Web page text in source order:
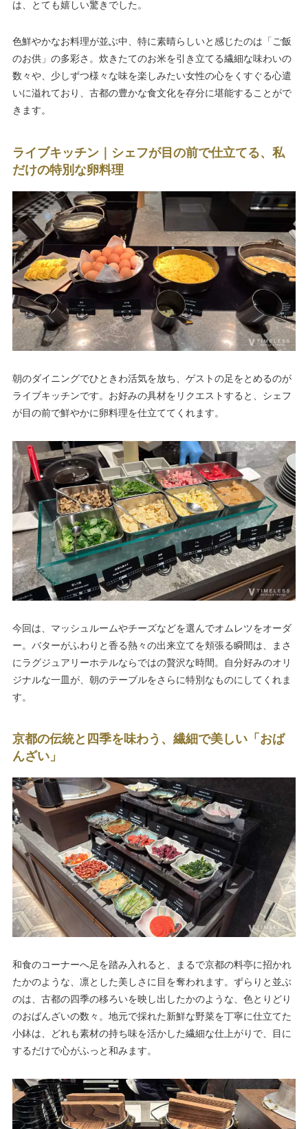
は、とても嬉しい驚きでした。
色鮮やかなお料理が並ぶ中、特に素晴らしいと感じたのは「ご飯
のお供」の多彩さ。炊きたてのお米を引き立てる繊細な味わいの
数々や、少しずつ様々な味を楽しみたい女性の心をくすぐる心遣
いに溢れており、古都の豊かな食文化を存分に堪能することがで
きます。
ライブキッチン｜シェフが目の前で仕立てる、私
だけの特別な卵料理
朝のダイニングでひときわ活気を放ち、ゲストの足をとめるのが
ライブキッチンです。お好みの具材をリクエストすると、シェフ
が目の前で鮮やかに卵料理を仕立ててくれます。
今回は、マッシュルームやチーズなどを選んでオムレツをオーダ
ー。バターがふわりと香る熱々の出来立てを頬張る瞬間は、まさ
にラグジュアリーホテルならではの贅沢な時間。自分好みのオリ
ジナルな一皿が、朝のテーブルをさらに特別なものにしてくれま
す。
京都の伝統と四季を味わう、繊細で美しい「おば
んざい」
和食のコーナーへ足を踏み入れると、まるで京都の料亭に招かれ
たかのような、凛とした美しさに目を奪われます。ずらりと並ぶ
のは、古都の四季の移ろいを映し出したかのような、色とりどり
のおばんざいの数々。地元で採れた新鮮な野菜を丁寧に仕立てた
小鉢は、どれも素材の持ち味を活かした繊細な仕上がりで、目に
するだけで心がふっと和みます。